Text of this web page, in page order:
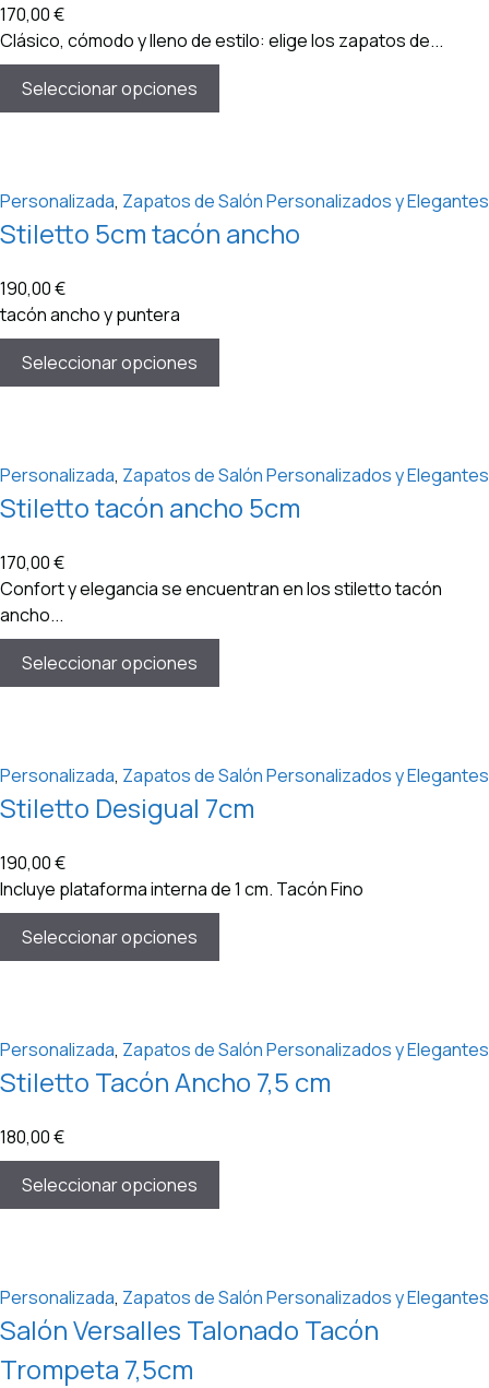
170,00€
Clásico, cómodo y lleno de estilo: elige los zapatos de...
Seleccionar opciones
Personalizada, Zapatos de Salón Personalizados y Elegantes
Stiletto 5cm tacón ancho
190,00€
tacón ancho y puntera
Seleccionar opciones
Personalizada, Zapatos de Salón Personalizados y Elegantes
Stiletto tacón ancho 5cm
170,00€
Confort y elegancia se encuentran en los stiletto tacón
ancho...
Seleccionar opciones
Personalizada, Zapatos de Salón Personalizados y Elegantes
Stiletto Desigual 7cm
190,00€
Incluye plataforma interna de 1 cm. Tacón Fino
Seleccionar opciones
Personalizada, Zapatos de Salón Personalizados y Elegantes
Stiletto Tacón Ancho 7,5 cm
180,00€
Seleccionar opciones
Personalizada, Zapatos de Salón Personalizados y Elegantes
Salón Versalles Talonado Tacón
Trompeta 7,5cm